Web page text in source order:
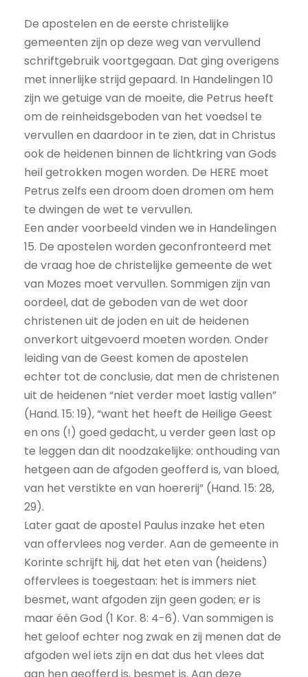
De apostelen en de eerste christelijke
gemeenten zijn op deze weg van vervullend
schriftgebruik voortgegaan. Dat ging overigens
met innerlijke strijd gepaard. In Handelingen 10
zijn we getuige van de moeite, die Petrus heeft
om de reinheidsgeboden van het voedsel te
vervullen en daardoor in te zien, dat in Christus
ook de heidenen binnen de lichtkring van Gods
heil getrokken mogen worden. De HERE moet
Petrus zelfs een droom doen dromen om hem
te dwingen de wet te vervullen.
Een ander voorbeeld vinden we in Handelingen
15. De apostelen worden geconfronteerd met
de vraag hoe de christelijke gemeente de wet
van Mozes moet vervullen. Sommigen zijn van
oordeel, dat de geboden van de wet door
christenen uit de joden en uit de heidenen
onverkort uitgevoerd moeten worden. Onder
leiding van de Geest komen de apostelen
echter tot de conclusie, dat men de christenen
uit de heidenen “niet verder moet lastig vallen”
(Hand. 15: 19), “want het heeft de Heilige Geest
en ons (!) goed gedacht, u verder geen last op
te leggen dan dit noodzakelijke: onthouding van
hetgeen aan de afgoden geofferd is, van bloed,
van het verstikte en van hoererij” (Hand. 15: 28,
29).
Later gaat de apostel Paulus inzake het eten
van offervlees nog verder. Aan de gemeente in
Korinte schrijft hij, dat het eten van (heidens)
offervlees is toegestaan: het is immers niet
besmet, want afgoden zijn geen goden; er is
maar één God (1 Kor. 8: 4-6). Van sommigen is
het geloof echter nog zwak en zij menen dat de
afgoden wel iets zijn en dat dus het vlees dat
aan hen geofferd is, besmet is. Aan deze